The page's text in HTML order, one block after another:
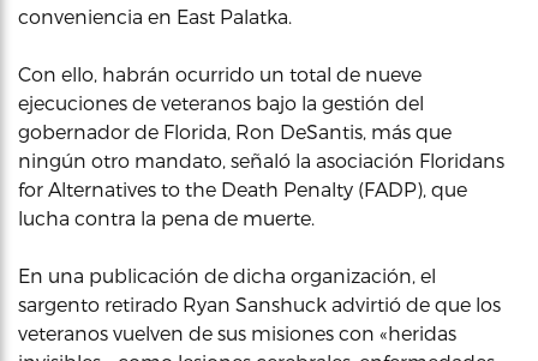
conveniencia en East Palatka.
Con ello, habrán ocurrido un total de nueve
ejecuciones de veteranos bajo la gestión del
gobernador de Florida, Ron DeSantis, más que
ningún otro mandato, señaló la asociación Floridans
for Alternatives to the Death Penalty (FADP), que
lucha contra la pena de muerte.
En una publicación de dicha organización, el
sargento retirado Ryan Sanshuck advirtió de que los
veteranos vuelven de sus misiones con «heridas